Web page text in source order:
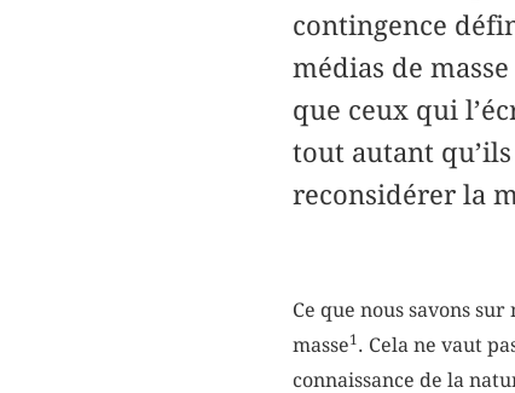
contingence
médias de
que ceux qui
tout autant
reconsidérer la
Ce que nous savons
masse1 . Cela ne vaut
connaissance de la